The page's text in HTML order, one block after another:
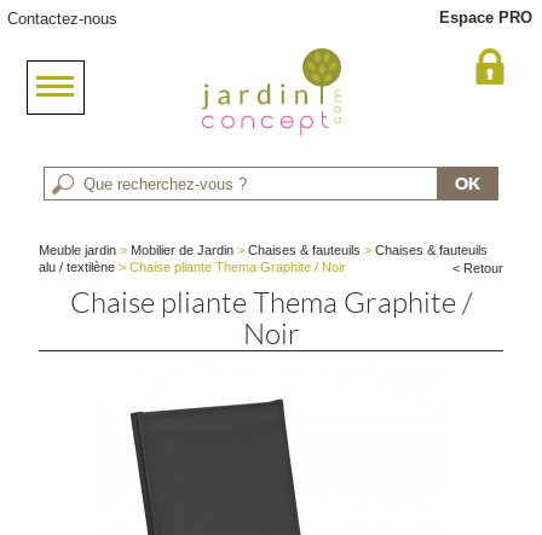
Contactez-nous Espace PRO
Meuble jardin > Mobilier de Jardin >Chaises & fauteuils >Chaises & fauteuils
alu / textilène > Chaise pliante Thema Graphite / Noir < Retour
Chaise pliante Thema Graphite /
Noir